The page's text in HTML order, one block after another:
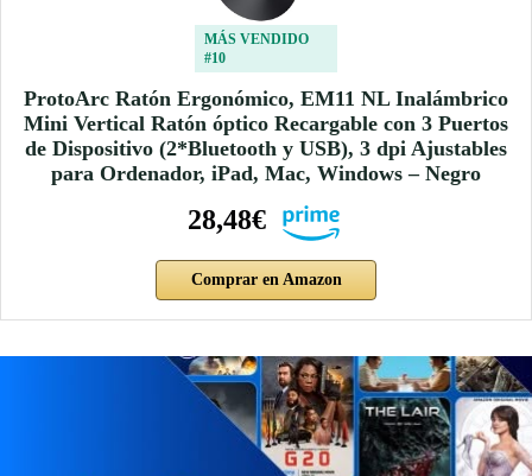
MÁS VENDIDO
#10
ProtoArc Ratón Ergonómico, EM11 NL Inalámbrico
Mini Vertical Ratón óptico Recargable con 3 Puertos
de Dispositivo (2*Bluetooth y USB), 3 dpi Ajustables
para Ordenador, iPad, Mac, Windows – Negro
28,48€
Comprar en Amazon